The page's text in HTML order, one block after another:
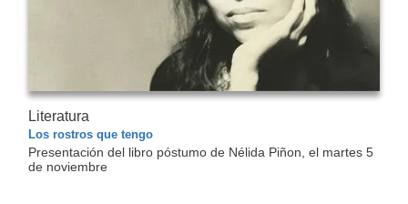
Literatura
Los rostros que tengo
Presentación del libro póstumo de Nélida Piñon, el martes 5
de noviembre